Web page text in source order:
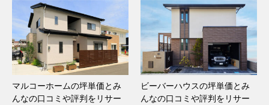
マルコーホームの坪単価とみ
んなの口コミや評判をリサー
ビーバーハウスの坪単価とみ
んなの口コミや評判をリサー